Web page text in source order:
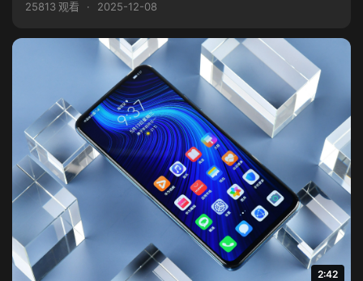
25813 观看
· 2025-12-08
2:42